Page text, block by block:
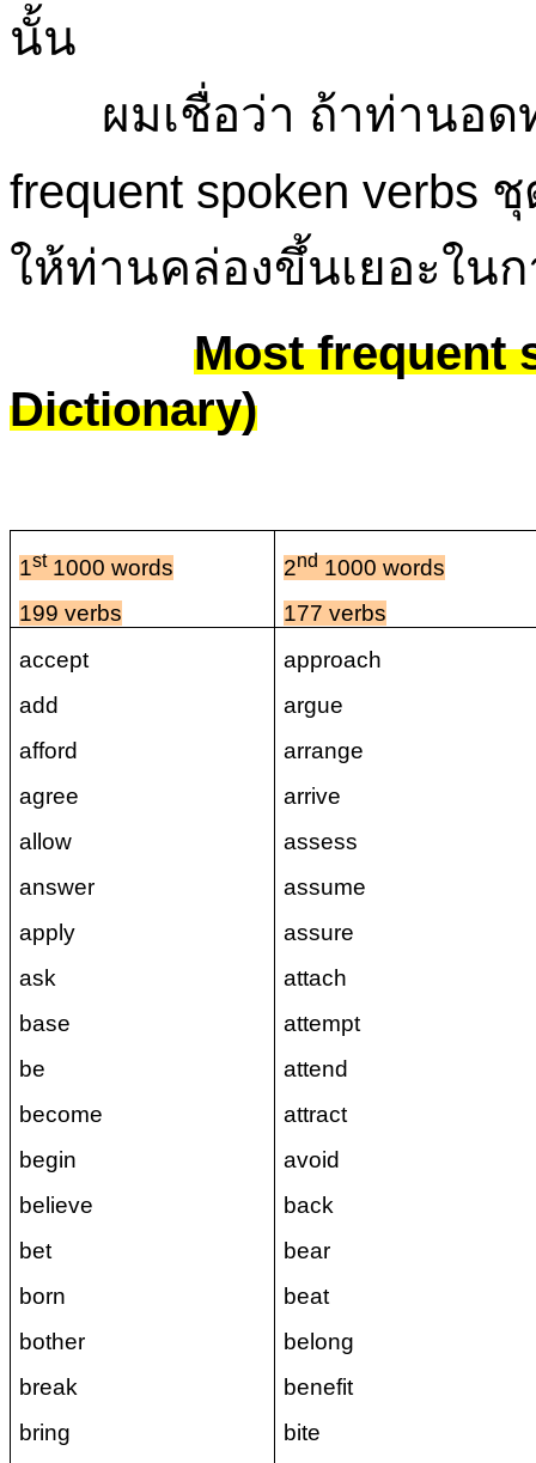
นั้น
ผมเชื่อว่า ถ้าท่านอดท
frequent spoken verbs
ให้ท่านคล่องขึ้นเยอะใน
Most frequent
Dictionary)
1st1000 words
199 verbs
2nd 1000 words
177 verbs
accept
add
afford
agree
allow
answer
apply
ask
base
be
become
begin
believe
bet
born
bother
break
bring
approach
argue
arrange
arrive
assess
assume
assure
attach
attempt
attend
attract
avoid
back
bear
beat
belong
benefit
bite